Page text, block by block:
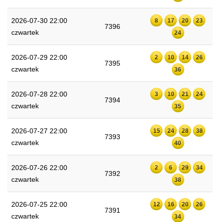
2026-07-30 22:00
czwartek
7396
8 17 20
23
24
2026-07-29 22:00
czwartek
7395
2 10 14
26
36
2026-07-28 22:00
czwartek
7394
3 10 21
24
35
2026-07-27 22:00
czwartek
7393
15 24 28
38
40
2026-07-26 22:00
czwartek
7392
2 6 29
34
38
2026-07-25 22:00
czwartek
7391
12 16 20
26
34